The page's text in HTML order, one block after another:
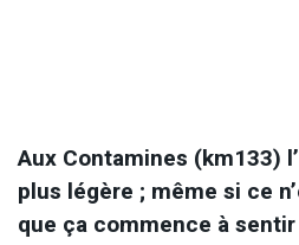
Aux Contamines (km133)
plus légère ; même si ce
que ça commence à